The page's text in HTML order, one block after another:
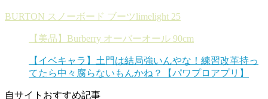
BURTON スノーボード ブーツlimelight 25
【美品】Burberry オーバーオール 90cm
【イベキャラ】土門は結局強いんやな！練習改革持っ
てたら中々腐らないもんかね？【パワプロアプリ】
自サイトおすすめ記事